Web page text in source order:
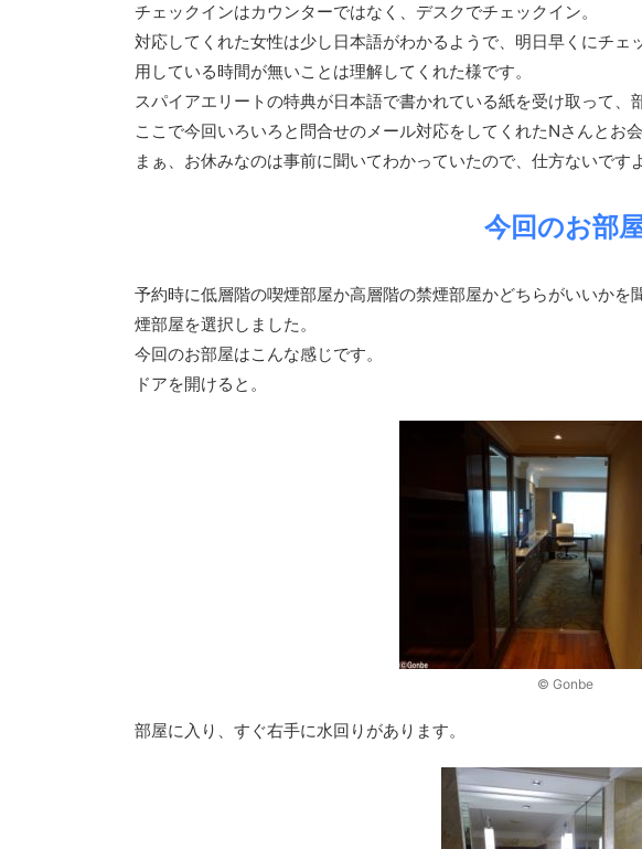
チェックインはカウンターではなく、デスクでチェックイン。
対応してくれた女性は少し日本語がわかるようで、明日早くにチ
用している時間が無いことは理解してくれた様です。
スパイアエリートの特典が日本語で書かれている紙を受け取って、
ここで今回いろいろと問合せのメール対応をしてくれたNさんとお
まぁ、お休みなのは事前に聞いてわかっていたので、仕方ないですよ
今回のお部
予約時に低層階の喫煙部屋か高層階の禁煙部屋かどちらがいいか
煙部屋を選択しました。
今回のお部屋はこんな感じです。
ドアを開けると。
© Gonbe
部屋に入り、すぐ右手に水回りがあります。